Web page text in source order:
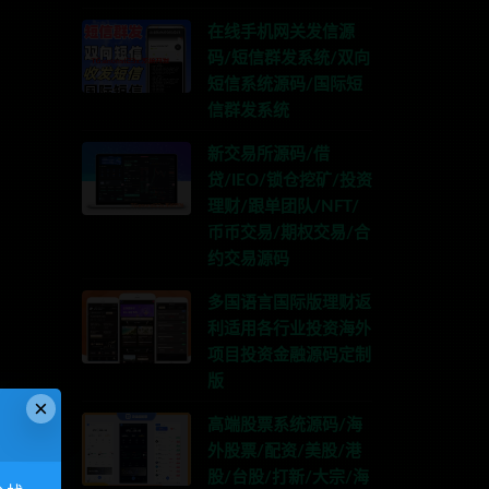
在线手机网关发信源
码/短信群发系统/双向
短信系统源码/国际短
信群发系统
新交易所源码/借
贷/IEO/锁仓挖矿/投资
理财/跟单团队/NFT/
币币交易/期权交易/合
约交易源码
多国语言国际版理财返
利适用各行业投资海外
项目投资金融源码定制
版
高端股票系统源码/海
外股票/配资/美股/港
股/台股/打新/大宗/海
×